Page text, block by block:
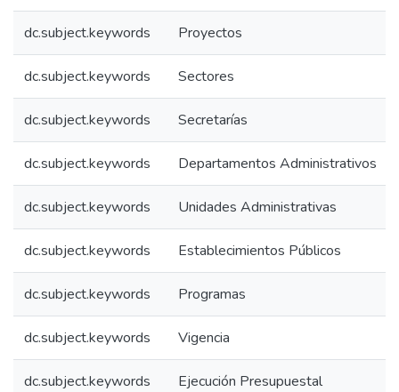
dc.subject.keywords Proyectos
dc.subject.keywords Sectores
dc.subject.keywords Secretarías
dc.subject.keywords Departamentos Administrativos
dc.subject.keywords Unidades Administrativas
dc.subject.keywords Establecimientos Públicos
dc.subject.keywords Programas
dc.subject.keywords Vigencia
dc.subject.keywords Ejecución Presupuestal